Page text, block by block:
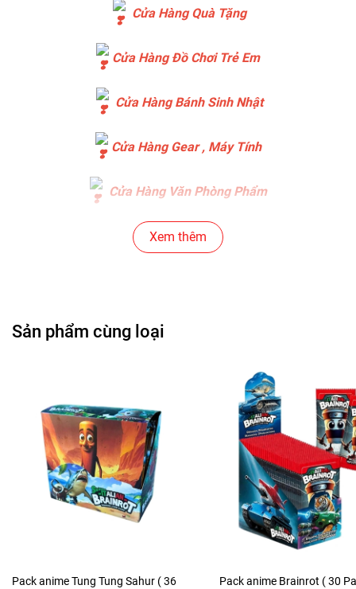
Cửa Hàng Quà Tặng
Cửa Hàng Đồ Chơi Trẻ Em
Cửa Hàng Bánh Sinh Nhật
Cửa Hàng Gear , Máy Tính
Cửa Hàng Văn Phòng Phẩm
Chuỗi Các Siêu Thị , Nhà Sách
Cửa Hàng Phụ Kiện Ô Tô ( Sản Phẩm Mô Hình Lắc Đầu
---------------------------------------------------------------------
- Mô Hình Giá Xưởng
Tổng kho mô hình
Liên hệ : 096.245.8888 vs 0947.783.771
Bán Buôn , Bán Lẻ Mô Hình
Xem thêm
Sản phẩm cùng loại
Pack anime Tung Tung Sahur ( 36
Pack anime Brainrot ( 30